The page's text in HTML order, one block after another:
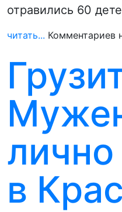
отравились 60
читать... Комментариев
в